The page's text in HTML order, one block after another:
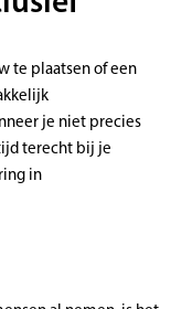
te plaatsen of een
je niet precies
terecht bij je
in